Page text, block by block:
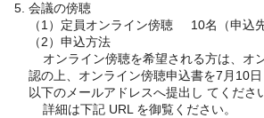
会議の傍聴
（1）定員オンライン傍聴 10名（申込先
（2）申込方法
オンライン傍聴を希望される方は、オ
認の上、オンライン傍聴申込書を7月10
以下のメールアドレスへ提出し てくださ
詳細は下記 URL を御覧ください。